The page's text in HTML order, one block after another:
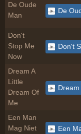
De Oude
Man
De
Don't
Stop Me
Now
Don't
Dream A
Little
Dream Of
Me
Een Man
Mag Niet
Een